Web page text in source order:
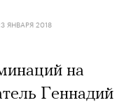
ЯНВАРЯ 2018
на
Геннадий